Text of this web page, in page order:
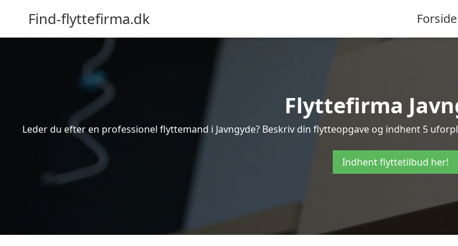
Find-flyttefirma.dk Forside
Flyttefirma
Leder du efter en professionel flyttemand i Javngyde? Beskriv din flytteopgave og indhent 5
Indhent flyttetilbud her!